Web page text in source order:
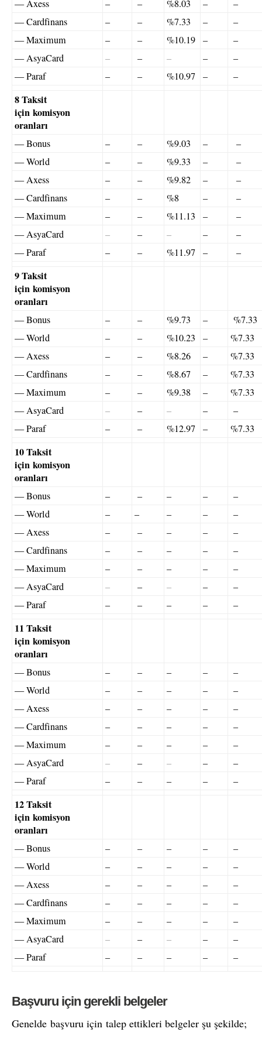
— Axess – – %8.03 –
–
— Cardfinans
– – %7.33 –
–
— Maximum
– – %10.19 –
–
— AsyaCard
– – – –
–
— Paraf
– – %10.97 – –
8 Taksit
için komisyon
oranları
— Bonus – – %9.03 –
–
— World
– – %9.33 –
–
— Axess
– – %9.82 –
–
— Cardfinans
– – %8 –
–
— Maximum
– – %11.13 –
–
— AsyaCard
– – – –
–
— Paraf
– – %11.97 – –
9 Taksit
için komisyon
oranları
— Bonus – – %9.73 –
%7.33
— World
– – %10.23 –
%7.33
— Axess
– – %8.26 –
%7.33
— Cardfinans
– – %8.67 –
%7.33
— Maximum
– – %9.38 –
%7.33
— AsyaCard
– – – –
–
— Paraf
– – %12.97 – %7.33
10 Taksit
için komisyon
oranları
— Bonus – – – –
–
— World
– – – –
–
— Axess
– – – –
–
— Cardfinans
– – – –
–
— Maximum
– – – –
–
— AsyaCard
– – – –
–
— Paraf
– – – – –
11 Taksit
için komisyon
oranları
— Bonus – – – –
–
— World
– – – –
–
— Axess
– – – –
–
— Cardfinans
– – – –
–
— Maximum
– – – –
–
— AsyaCard
– – – –
–
— Paraf
– – – – –
12 Taksit
için komisyon
oranları
— Bonus – – – –
–
— World
– – – –
–
— Axess
– – – –
–
— Cardfinans
– – – –
–
— Maximum
– – – –
–
— AsyaCard
– – – –
–
— Paraf
– – – – –
Başvuru için gerekli belgeler
Genelde başvuru için talep ettikleri belgeler şu şekilde;